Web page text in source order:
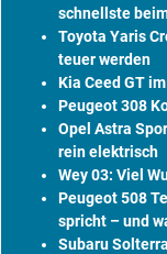
schnellste
Toyota Yaris
teuer werden
Kia Ceed GT
Peugeot 308
Opel Astra
rein elektrisch
Wey 03: Viel
Peugeot 508
spricht – und
Subaru